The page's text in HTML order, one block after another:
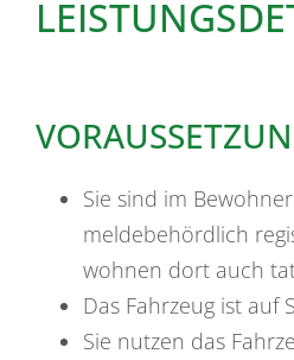
Sie sind im
meldebehördlich
wohnen dort auch
Das Fahrzeug ist auf
Sie nutzen das